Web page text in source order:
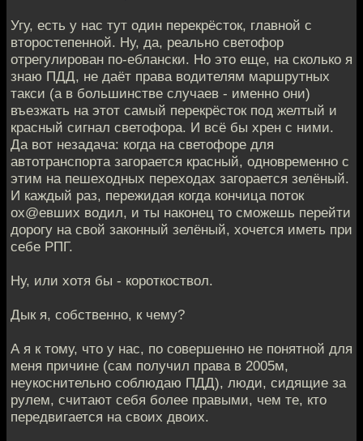
Угу, есть у нас тут один перекрёсток, главной с
второстепенной. Ну, да, реально светофор
отрегулирован по-еблански. Но это еще, на сколько я
знаю ПДД, не даёт права водителям маршрутных
такси (а в большинстве случаев - именно они)
въезжать на этот самый перекрёсток под желтый и
красный сигнал светофора. И всё бы хрен с ними.
Да вот незадача: когда на светофоре для
автотранспорта загорается красный, одновременно с
этим на пешеходных переходах загорается зелёный.
И каждый раз, пережидая когда кончица поток
ох@евших водил, и ты наконец то сможешь перейти
дорогу на свой законный зелёный, хочется иметь при
себе РПГ.
Ну, или хотя бы - короткоствол.
Дык я, собственно, к чему?
А я к тому, что у нас, по совершенно не понятной для
меня причине (сам получил права в 2005м,
неукоснительно соблюдаю ПДД), люди, сидящие за
рулем, считают себя более правыми, чем те, кто
передвигается на своих двоих.